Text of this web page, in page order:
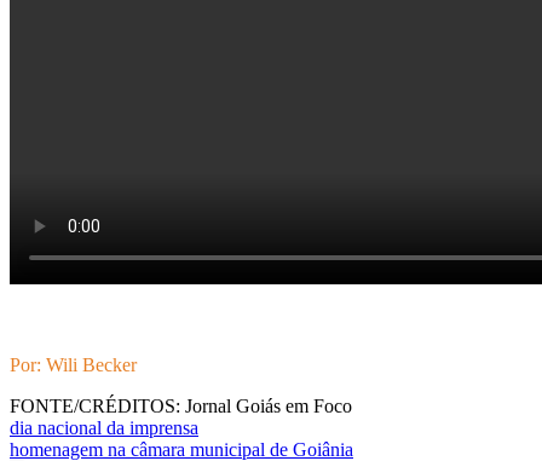
Por: Wili Becker
FONTE/CRÉDITOS: Jornal Goiás em Foco
dia nacional da imprensa
homenagem na câmara municipal de Goiânia